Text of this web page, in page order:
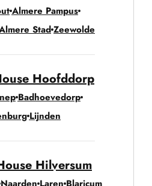
Almere Pampus
StadZeewolde
Hoofddorp
Badhoevedorp
Lijnden
Hilversum